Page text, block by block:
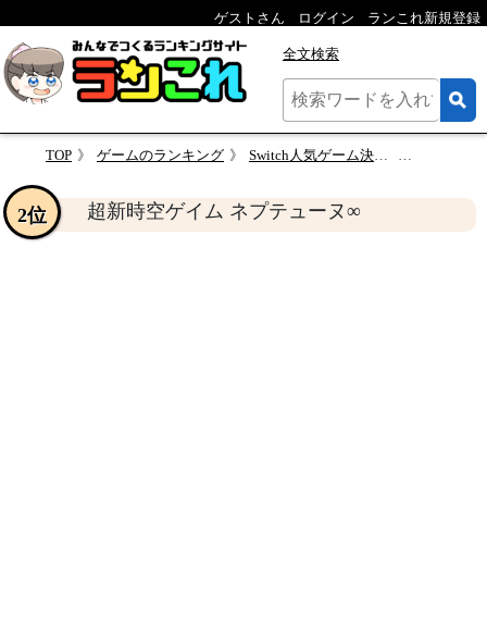
ゲストさん ログイン ランこれ新規登録
全文検索
TOP ゲームのランキング Switch人気ゲーム決定戦！あなたの推しを投票しよう！人気作品ランキング
超新時空ゲイム ネプテューヌ∞
2位